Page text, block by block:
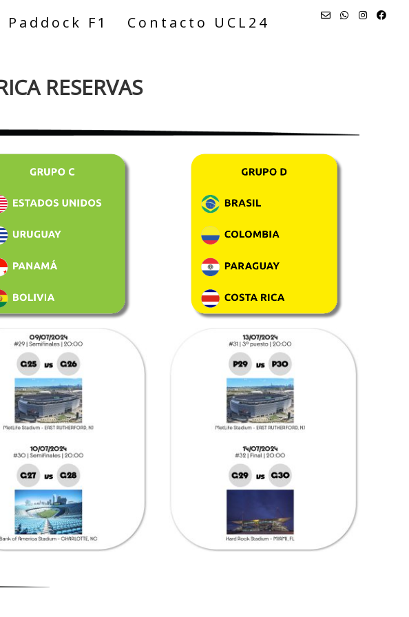
Paddock F1 Contacto UCL24
RESERVAS